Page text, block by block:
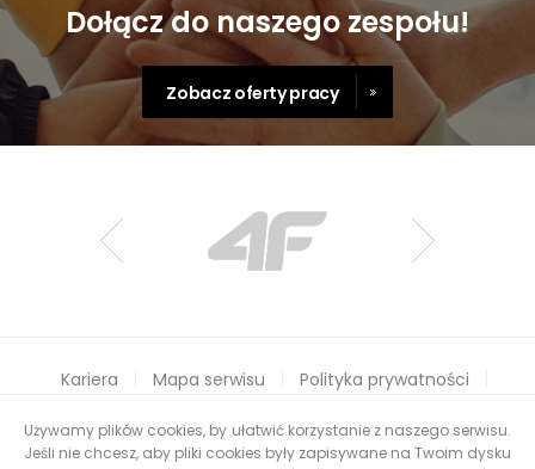
Dołącz do naszego zespołu!
Zobacz oferty pracy
Kariera Mapa serwisu
Polityka prywatności
Aplikacja OTCF Scanner
Zgłoś naruszenie
Używamy plików cookies, by ułatwić korzystanie z naszego serwisu.
Jeśli nie chcesz, aby pliki cookies były zapisywane na Twoim dysku